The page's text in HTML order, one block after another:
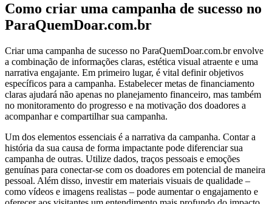
Como criar uma campanha de sucesso no
ParaQuemDoar.com.br
Criar uma campanha de sucesso no ParaQuemDoar.com.br envolve
a combinação de informações claras, estética visual atraente e uma
narrativa engajante. Em primeiro lugar, é vital definir objetivos
específicos para a campanha. Estabelecer metas de financiamento
claras ajudará não apenas no planejamento financeiro, mas também
no monitoramento do progresso e na motivação dos doadores a
acompanhar e compartilhar sua campanha.
Um dos elementos essenciais é a narrativa da campanha. Contar a
história da sua causa de forma impactante pode diferenciar sua
campanha de outras. Utilize dados, traços pessoais e emoções
genuínas para conectar-se com os doadores em potencial de maneira
pessoal. Além disso, investir em materiais visuais de qualidade –
como vídeos e imagens realistas – pode aumentar o engajamento e